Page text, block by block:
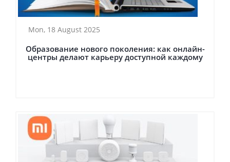
Mon, 18 August 2025
Образование нового поколения: как онлайн-
центры делают карьеру доступной каждому